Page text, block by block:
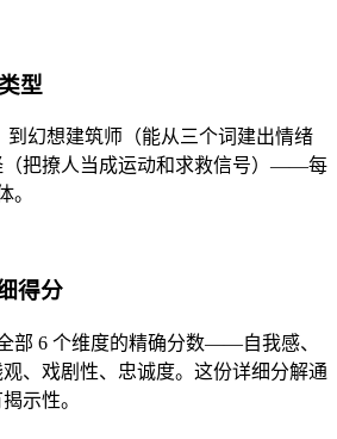
型
到幻想建筑师（能从三个词建出情绪
（把撩人当成运动和求救信号）——每
。
得分
部 6 个维度的精确分数——自我感、
、戏剧性、忠诚度。这份详细分解通
示性。